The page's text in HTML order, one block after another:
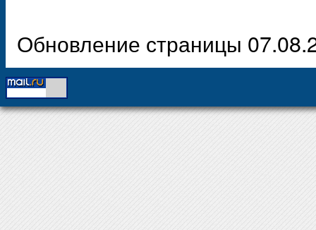
Обновление страницы